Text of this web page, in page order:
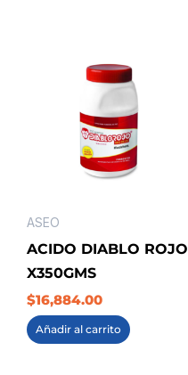
ASEO
ACIDO DIABLO ROJO
X350GMS
$16,884.00
Añadir al carrito